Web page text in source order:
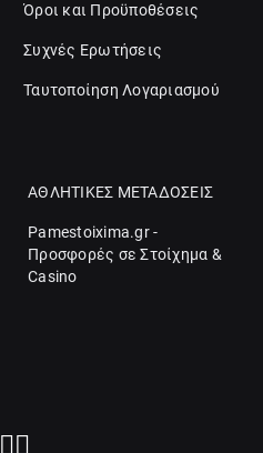
Όροι και Προϋποθέσεις
Συχνές Ερωτήσεις
Ταυτοποίηση Λογαριασμού
ΑΘΛΗΤΙΚΕΣ ΜΕΤΑΔΟΣΕΙΣ
Pamestoixima.gr -
Προσφορές σε Στοίχημα &
Casino